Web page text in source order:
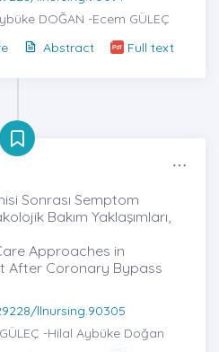
DOĞAN -Ecem GÜLEÇ
Abstract Full text
Sonrası Semptom
Bakım Yaklaşımları,
Approaches in
After Coronary Bypass
llnursing.90305
-Hilal Aybüke Doğan